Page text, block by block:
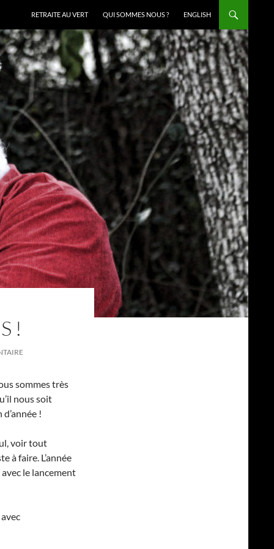
RETRAITE AU VERT QUI SOMMES NOUS ? ENGLISH
!
sommes très
nous soit
!
voir tout
à faire. L’année
le lancement